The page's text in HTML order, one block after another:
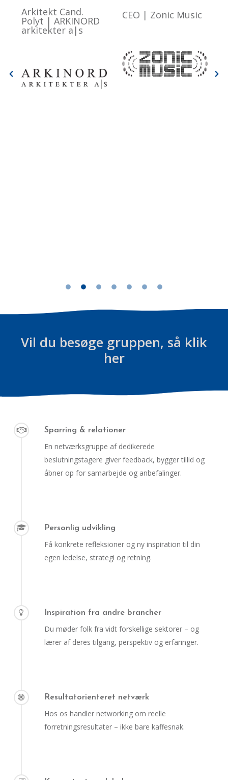
Arkitekt Cand.
Polyt | ARKINORD
arkitekter a|s
CEO | Zonic Music
Vil du besøge gruppen, så klik
her
Sparring & relationer
En netværksgruppe af dedikerede
beslutningstagere giver feedback, bygger tillid og
åbner op for samarbejde og anbefalinger.
Personlig udvikling
Få konkrete refleksioner og ny inspiration til din
egen ledelse, strategi og retning.
Inspiration fra andre brancher
Du møder folk fra vidt forskellige sektorer – og
lærer af deres tilgang, perspektiv og erfaringer.
Resultatorienteret netværk
Hos os handler networking om reelle
forretningsresultater – ikke bare kaffesnak.